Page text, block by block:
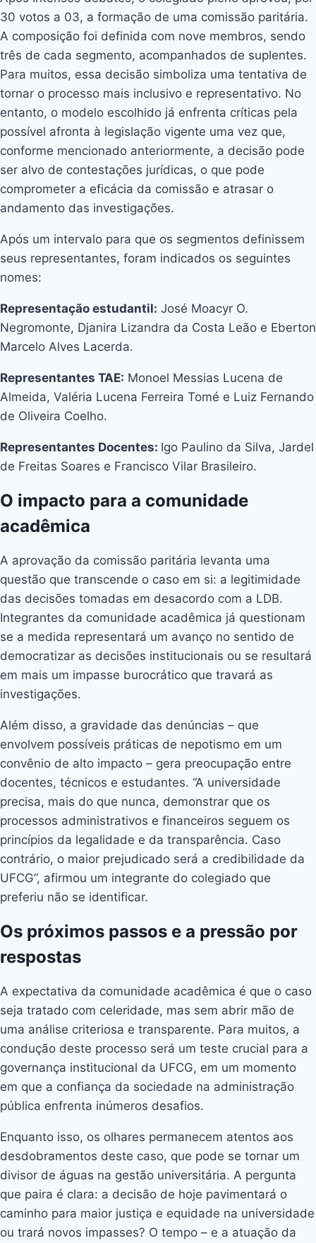
30 votos a 03, a formação de uma comissão paritária.
A composição foi definida com nove membros, sendo
três de cada segmento, acompanhados de suplentes.
Para muitos, essa decisão simboliza uma tentativa de
tornar o processo mais inclusivo e representativo. No
entanto, o modelo escolhido já enfrenta críticas pela
possível afronta à legislação vigente uma vez que,
conforme mencionado anteriormente, a decisão pode
ser alvo de contestações jurídicas, o que pode
comprometer a eficácia da comissão e atrasar o
andamento das investigações.
Após um intervalo para que os segmentos definissem
seus representantes, foram indicados os seguintes
nomes:
Representação estudantil: José Moacyr O.
Negromonte, Djanira Lizandra da Costa Leão e Eberton
Marcelo Alves Lacerda.
Representantes TAE: Monoel Messias Lucena de
Almeida, Valéria Lucena Ferreira Tomé e Luiz Fernando
de Oliveira Coelho.
Representantes Docentes: Igo Paulino da Silva, Jardel
de Freitas Soares e Francisco Vilar Brasileiro.
O impacto para a comunidade
acadêmica
A aprovação da comissão paritária levanta uma
questão que transcende o caso em si: a legitimidade
das decisões tomadas em desacordo com a LDB.
Integrantes da comunidade acadêmica já questionam
se a medida representará um avanço no sentido de
democratizar as decisões institucionais ou se resultará
em mais um impasse burocrático que travará as
investigações.
Além disso, a gravidade das denúncias – que
envolvem possíveis práticas de nepotismo em um
convênio de alto impacto – gera preocupação entre
docentes, técnicos e estudantes. “A universidade
precisa, mais do que nunca, demonstrar que os
processos administrativos e financeiros seguem os
princípios da legalidade e da transparência. Caso
contrário, o maior prejudicado será a credibilidade da
UFCG”, afirmou um integrante do colegiado que
preferiu não se identificar.
Os próximos passos e a pressão por
respostas
A expectativa da comunidade acadêmica é que o caso
seja tratado com celeridade, mas sem abrir mão de
uma análise criteriosa e transparente. Para muitos, a
condução deste processo será um teste crucial para a
governança institucional da UFCG, em um momento
em que a confiança da sociedade na administração
pública enfrenta inúmeros desafios.
Enquanto isso, os olhares permanecem atentos aos
desdobramentos deste caso, que pode se tornar um
divisor de águas na gestão universitária. A pergunta
que paira é clara: a decisão de hoje pavimentará o
caminho para maior justiça e equidade na universidade
ou trará novos impasses? O tempo – e a atuação da